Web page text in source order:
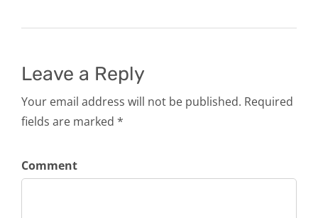
Leave a Reply
Your email address will not be published. Required
fields are marked *
Comment